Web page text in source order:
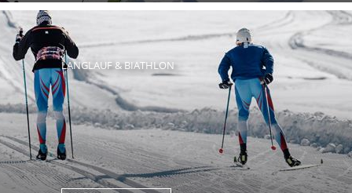
LANGLAUF & BIATHLON